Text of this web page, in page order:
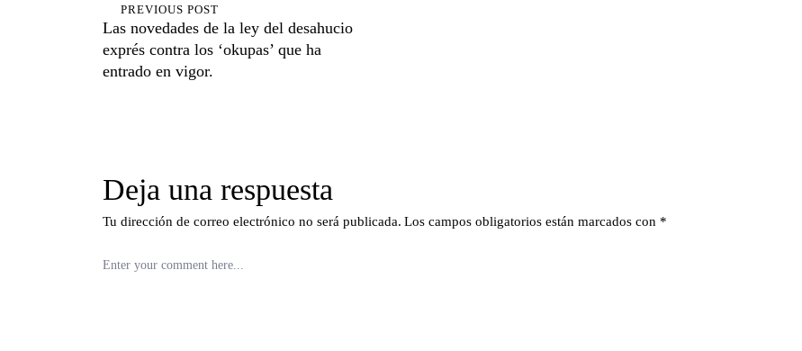
de
entradas
PREVIOUS POST
Las novedades de la ley del desahucio
exprés contra los ‘okupas’ que ha
entrado en vigor.
Deja una respuesta
Tu dirección de correo electrónico no será publicada. Los campos obligatorios están marcados con *